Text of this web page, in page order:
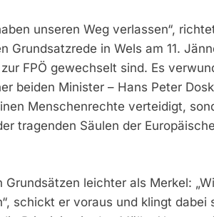
unseren Weg verlassen“,
Grundsatzrede in Wels am 11.
FPÖ gewechselt sind. Es
beiden Minister – Hans Peter
Menschenrechte verteidigt,
tragenden Säulen der
leichter als Merkel:
schickt er voraus und klingt dabei